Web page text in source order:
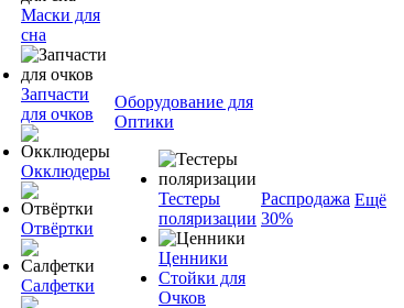
Маски для
сна
Запчасти
для очков
Окклюдеры
Отвёртки
Салфетки
Оборудование для
Оптики
Тестеры
поляризации
Ценники
Стойки для
Очков
Распродажа
30%
Ещё